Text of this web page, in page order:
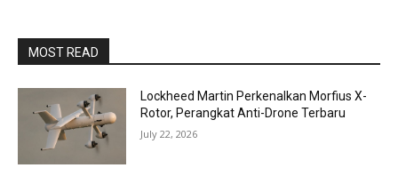
MOST READ
Lockheed Martin Perkenalkan Morfius X-
Rotor, Perangkat Anti-Drone Terbaru
July 22, 2026